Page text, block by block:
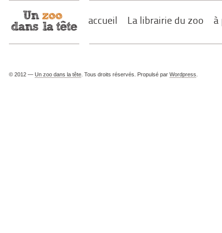
accueil La librairie du zoo à
© 2012 — Un zoo dans la tête. Tous droits réservés. Propulsé par Wordpress